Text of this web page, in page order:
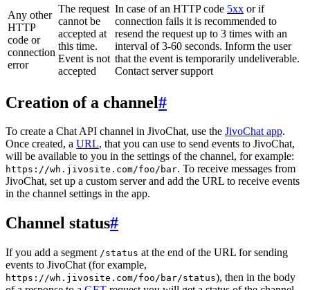
Any other
HTTP
code or
connection
error
The request
cannot be
accepted at
this time.
Event is not
accepted
In case of an HTTP code 5xx or if
connection fails it is recommended to
resend the request up to 3 times with an
interval of 3-60 seconds. Inform the user
that the event is temporarily undeliverable.
Contact server support
Creation of a channel#
To create a Chat API channel in JivoChat, use the JivoChat app.
Once created, a URL, that you can use to send events to JivoChat,
will be available to you in the settings of the channel, for example:
https://wh.jivosite.com/foo/bar. To receive messages from
JivoChat, set up a custom server and add the URL to receive events
in the channel settings in the app.
Channel status#
If you add a segment /status at the end of the URL for sending
events to JivoChat (for example,
https://wh.jivosite.com/foo/bar/status), then in the body